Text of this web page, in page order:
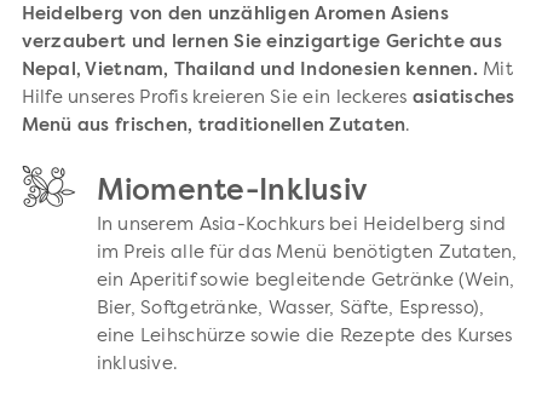
Heidelberg von den unzähligen Aromen Asiens
verzaubert und lernen Sie einzigartige Gerichte aus
Nepal, Vietnam, Thailand und Indonesien kennen. Mit
Hilfe unseres Profis kreieren Sie ein leckeres asiatisches
Menü aus frischen, traditionellen Zutaten.
Miomente-Inklusiv
In unserem Asia-Kochkurs bei Heidelberg sind
im Preis alle für das Menü benötigten Zutaten,
ein Aperitif sowie begleitende Getränke (Wein,
Bier, Softgetränke, Wasser, Säfte, Espresso),
eine Leihschürze sowie die Rezepte des Kurses
inklusive.